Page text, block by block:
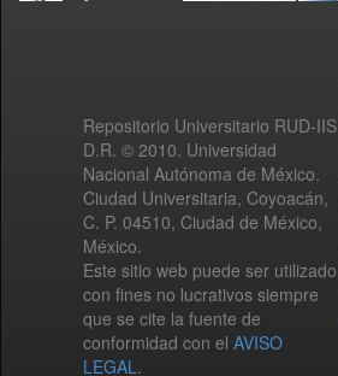
Repositorio Universitario RUD-IIS
D.R. © 2010. Universidad
Nacional Autónoma de México.
Ciudad Universitaria, Coyoacán,
C. P. 04510, Ciudad de México,
México.
Este sitio web puede ser utilizado
con fines no lucrativos siempre
que se cite la fuente de
conformidad con el AVISO
LEGAL.